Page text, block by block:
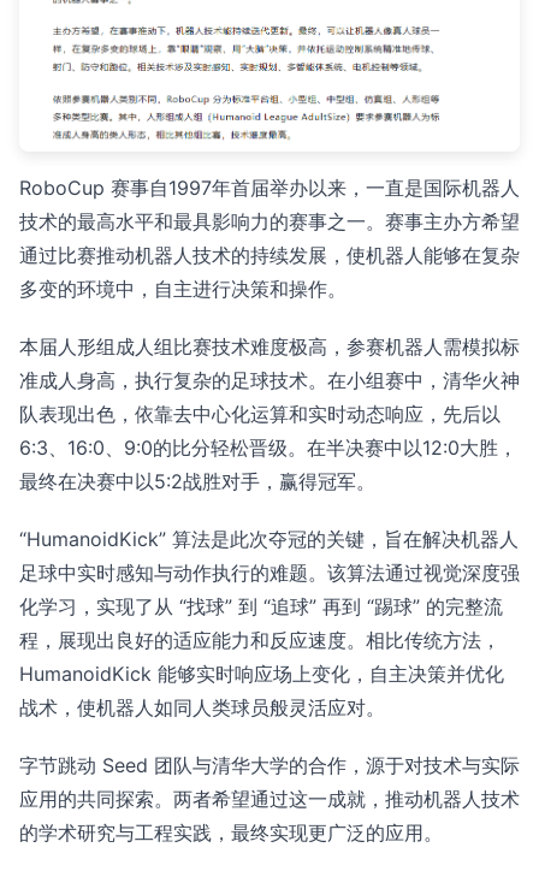
RoboCup 赛事自1997年首届举办以来，一直是国际机器人
技术的最高水平和最具影响力的赛事之一。赛事主办方希望
通过比赛推动机器人技术的持续发展，使机器人能够在复杂
多变的环境中，自主进行决策和操作。
本届人形组成人组比赛技术难度极高，参赛机器人需模拟标
准成人身高，执行复杂的足球技术。在小组赛中，清华火神
队表现出色，依靠去中心化运算和实时动态响应，先后以
6:3、16:0、9:0的比分轻松晋级。在半决赛中以12:0大胜，
最终在决赛中以5:2战胜对手，赢得冠军。
“HumanoidKick” 算法是此次夺冠的关键，旨在解决机器人
足球中实时感知与动作执行的难题。该算法通过视觉深度强
化学习，实现了从 “找球” 到 “追球” 再到 “踢球” 的完整流
程，展现出良好的适应能力和反应速度。相比传统方法，
HumanoidKick 能够实时响应场上变化，自主决策并优化
战术，使机器人如同人类球员般灵活应对。
字节跳动 Seed 团队与清华大学的合作，源于对技术与实际
应用的共同探索。两者希望通过这一成就，推动机器人技术
的学术研究与工程实践，最终实现更广泛的应用。